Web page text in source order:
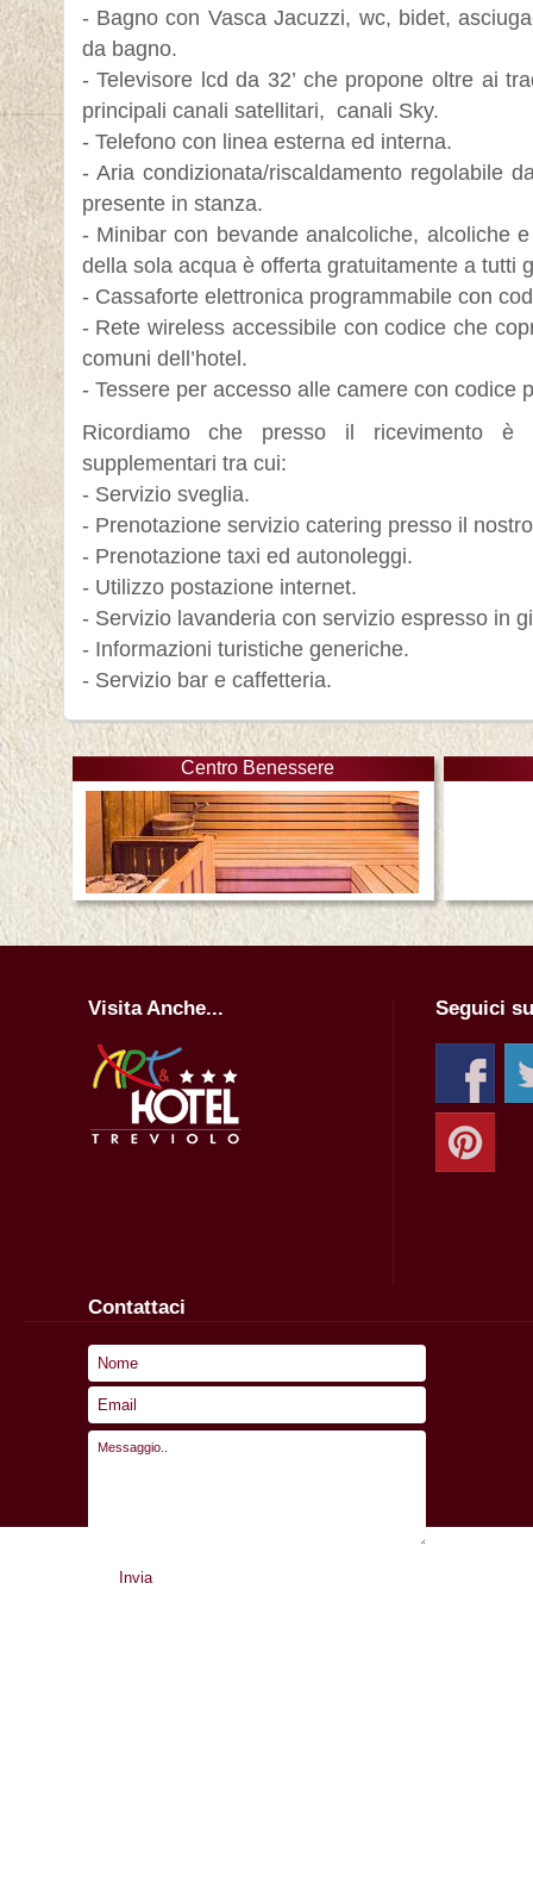
- Bagno con Vasca Jacuzzi, wc, bidet,
da bagno.
- Televisore lcd da 32’ che propone oltre ai
principali canali satellitari, canali Sky.
- Telefono con linea esterna ed interna.
- Aria condizionata/riscaldamento regolabile
presente in stanza.
- Minibar con bevande analcoliche, alcoliche
della sola acqua è offerta gratuitamente a tutti
- Cassaforte elettronica programmabile con
- Rete wireless accessibile con codice che
comuni dell’hotel.
- Tessere per accesso alle camere con codice
Ricordiamo che presso il ricevimento è
supplementari tra cui:
- Servizio sveglia.
- Prenotazione servizio catering presso il
- Prenotazione taxi ed autonoleggi.
- Utilizzo postazione internet.
- Servizio lavanderia con servizio espresso in
- Informazioni turistiche generiche.
- Servizio bar e caffetteria.
Centro Benessere
Visita Anche... Seguici
Contattaci